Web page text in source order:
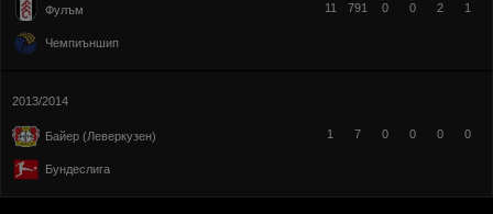
Фулъм
Чемпиъншип
11 791 0 0 2 1
2013/2014
Байер (Леверкузен)
Бундеслига
1 7 0 0 0 0